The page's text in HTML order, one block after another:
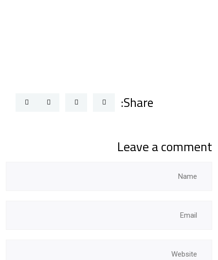
Share:
Leave a comment